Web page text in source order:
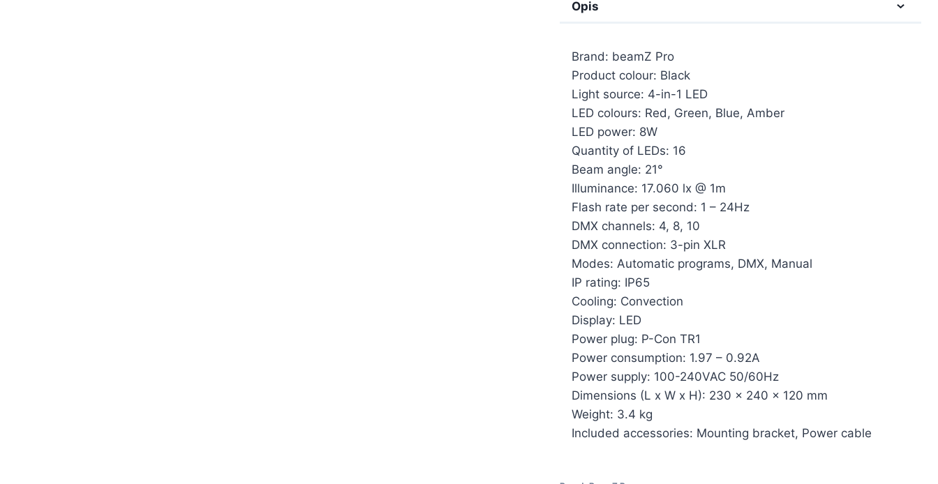
Opis
Brand: beamZ Pro
Product colour: Black
Light source: 4-in-1 LED
LED colours: Red, Green, Blue, Amber
LED power: 8W
Quantity of LEDs: 16
Beam angle: 21°
Illuminance: 17.060 lx @ 1m
Flash rate per second: 1 – 24Hz
DMX channels: 4, 8, 10
DMX connection: 3-pin XLR
Modes: Automatic programs, DMX, Manual
IP rating: IP65
Cooling: Convection
Display: LED
Power plug: P-Con TR1
Power consumption: 1.97 – 0.92A
Power supply: 100-240VAC 50/60Hz
Dimensions (L x W x H): 230 x 240 x 120 mm
Weight: 3.4 kg
Included accessories: Mounting bracket, Power cable